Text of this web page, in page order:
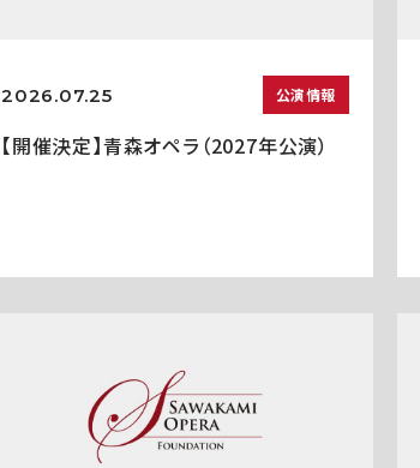
2026.07.25 公演情報
【開催決定】青森オペラ（2027年公演）